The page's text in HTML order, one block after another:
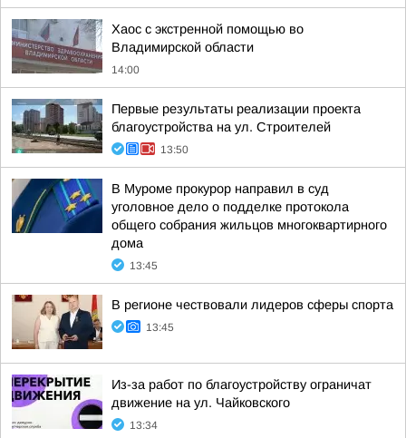
Хаос с экстренной помощью во
Владимирской области
14:00
Первые результаты реализации проекта
благоустройства на ул. Строителей
13:50
В Муроме прокурор направил в суд
уголовное дело о подделке протокола
общего собрания жильцов многоквартирного
дома
13:45
В регионе чествовали лидеров сферы спорта
13:45
Из-за работ по благоустройству ограничат
движение на ул. Чайковского
13:34